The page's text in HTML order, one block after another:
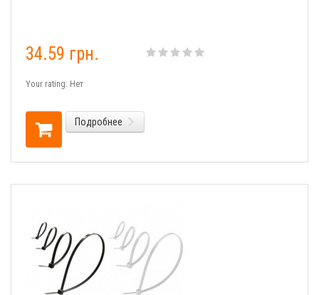
34.59 грн.
Your rating: Нет
Подробнее